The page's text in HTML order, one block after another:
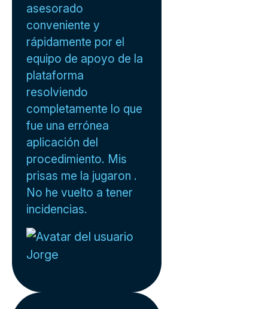
asesorado
conveniente y
rápidamente por el
equipo de apoyo de la
plataforma
resolviendo
completamente lo que
fue una errónea
aplicación del
procedimiento. Mis
prisas me la jugaron .
No he vuelto a tener
incidencias.
Jorge